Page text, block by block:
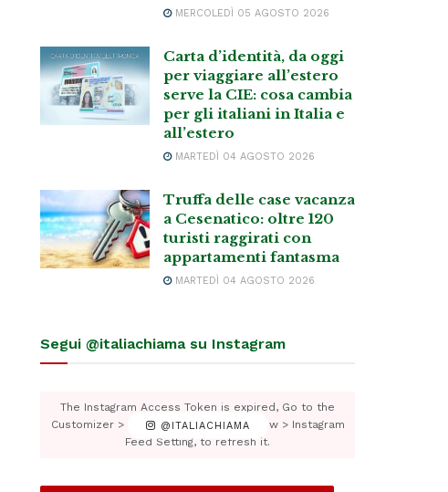
MERCOLEDÌ 05 AGOSTO 2026
Carta d’identità, da oggi
per viaggiare all’estero
serve la CIE: cosa cambia
per gli italiani in Italia e
all’estero
MARTEDÌ 04 AGOSTO 2026
Truffa delle case vacanza
a Cesenatico: oltre 120
turisti raggirati con
appartamenti fantasma
MARTEDÌ 04 AGOSTO 2026
Segui @italiachiama su Instagram
@ITALIACHIAMA
The Instagram Access Token is expired, Go to the
Customizer > JNews : Social, Like & View > Instagram
Feed Setting, to refresh it.